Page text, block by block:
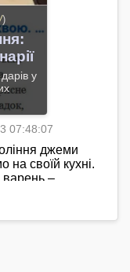
)
у
07:48:07
джеми
на своїй кухні.
варень –
кошти а
кулінарних
рідних і
порадами та